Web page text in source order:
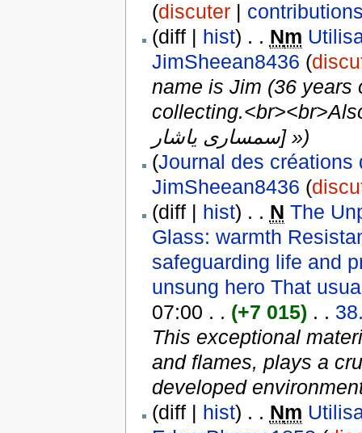
(discuter|
(diff |
hist) . . Nm
JimSheean8436 (
name is Jim (36 years
سمساری یاشار] »)
(Journal des créations
JimSheean8436 (
(diff |
hist) . . N The
Glass: warmth
safeguarding life and
unsung hero That
07:00 . . (+7 015) . .
This exceptional
and flames, plays a
developed
(diff |
hist) . . Nm